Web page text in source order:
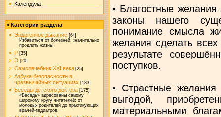
Календула
» Категории раздела
Эндогенное дыхание [64]
Избавиться от болезней, значительно
продлить жизнь!
Р [35]
Э [20]
Самолечебник XXI века [25]
Азбука безопасности в
чрезвычайных ситуациях [133]
Беседы детского доктора [175]
«Беседы» адресованы самому
широкому кругу читателей: от
молодых родителей до практикующих
врачей-педиатров.
• Благостные
законы нашего
понимание смысла
желания сделать
результате
поступков.
• Страстные желания
выгодой,
материальными